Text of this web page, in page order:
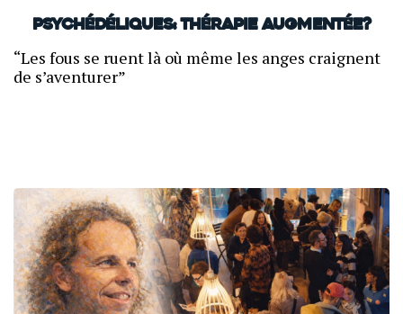
PsYcHéDéliquEs: Thérapie augmentée?
“Les fous se ruent là où même les anges craignent
de s’aventurer”